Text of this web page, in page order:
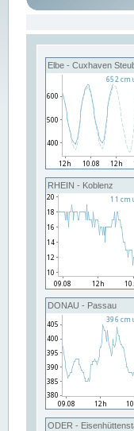
Elbe - Cuxhaven
RHEIN - Koblenz
DONAU - Passau
ODER -